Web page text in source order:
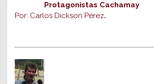
Protagonistas Cachamay
Por: Carlos Dickson Pérez.